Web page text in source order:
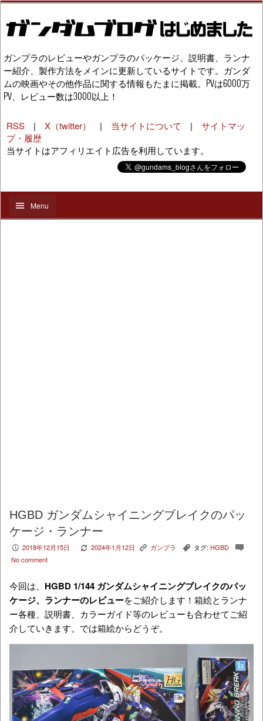
ガンプラのレビューやガンプラのパッケージ、説明書、ランナ
ー紹介、製作方法をメインに更新しているサイトです。ガンダ
ムの映画やその他作品に関する情報もたまに掲載。PVは6000万
PV、レビュー数は3000以上！
RSS | X（twitter） | 当サイトについて | サイトマッ
プ・履歴
当サイトはアフィリエイト広告を利用しています。
Menu
HGBD ガンダムシャイニングブレイクのパッ
ケージ・ランナー
P 2018年12月15日 V 2024年1月12日 K ガンプラ , タグ: HGBD c
No comment
今回は、 HGBD 1/144 ガンダムシャイニングブレイクのパッ
ケージ、ランナーのレビューをご紹介します！箱絵とランナ
ー各種、説明書、カラーガイド等のレビューも合わせてご紹
介していきます。では箱絵からどうぞ。